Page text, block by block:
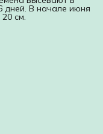
дней. В начале июня
см.